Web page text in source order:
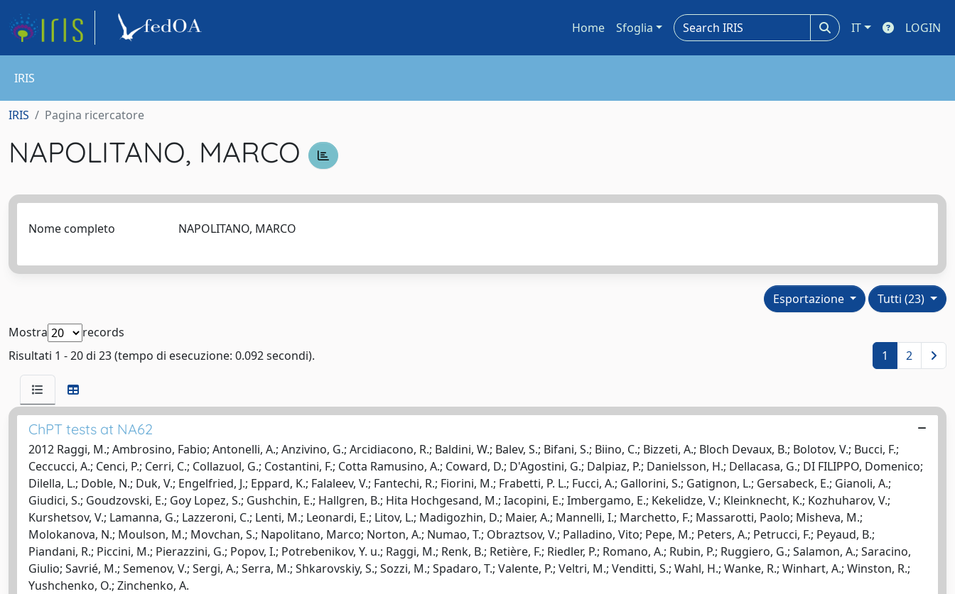
Home Sfoglia IT LOGIN
IRIS
IRIS Pagina ricercatore
NAPOLITANO, MARCO
Nome completo NAPOLITANO, MARCO
Tutti (23)
Esportazione
Mostra
records
Risultati 1 - 20 di 23 (tempo di esecuzione: 0.092 secondi).
1 2
ChPT tests at NA62
2012 Raggi, M.; Ambrosino, Fabio; Antonelli, A.; Anzivino, G.; Arcidiacono, R.; Baldini, W.; Balev, S.; Bifani, S.; Biino, C.; Bizzeti, A.; Bloch Devaux, B.; Bolotov, V.; Bucci, F.;
Ceccucci, A.; Cenci, P.; Cerri, C.; Collazuol, G.; Costantini, F.; Cotta Ramusino, A.; Coward, D.; D'Agostini, G.; Dalpiaz, P.; Danielsson, H.; Dellacasa, G.; DI FILIPPO, Domenico;
Dilella, L.; Doble, N.; Duk, V.; Engelfried, J.; Eppard, K.; Falaleev, V.; Fantechi, R.; Fiorini, M.; Frabetti, P. L.; Fucci, A.; Gallorini, S.; Gatignon, L.; Gersabeck, E.; Gianoli, A.;
Giudici, S.; Goudzovski, E.; Goy Lopez, S.; Gushchin, E.; Hallgren, B.; Hita Hochgesand, M.; Iacopini, E.; Imbergamo, E.; Kekelidze, V.; Kleinknecht, K.; Kozhuharov, V.;
Kurshetsov, V.; Lamanna, G.; Lazzeroni, C.; Lenti, M.; Leonardi, E.; Litov, L.; Madigozhin, D.; Maier, A.; Mannelli, I.; Marchetto, F.; Massarotti, Paolo; Misheva, M.;
Molokanova, N.; Moulson, M.; Movchan, S.; Napolitano, Marco; Norton, A.; Numao, T.; Obraztsov, V.; Palladino, Vito; Pepe, M.; Peters, A.; Petrucci, F.; Peyaud, B.;
Piandani, R.; Piccini, M.; Pierazzini, G.; Popov, I.; Potrebenikov, Y. u.; Raggi, M.; Renk, B.; Retière, F.; Riedler, P.; Romano, A.; Rubin, P.; Ruggiero, G.; Salamon, A.; Saracino,
Giulio; Savrié, M.; Semenov, V.; Sergi, A.; Serra, M.; Shkarovskiy, S.; Sozzi, M.; Spadaro, T.; Valente, P.; Veltri, M.; Venditti, S.; Wahl, H.; Wanke, R.; Winhart, A.; Winston, R.;
Yushchenko, O.; Zinchenko, A.